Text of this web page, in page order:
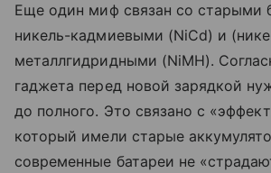
Еще один миф связан со старыми
никель-кадмиевыми (NiCd) и
металлгидридными (NiMH).
гаджета перед новой зарядкой
до полного. Это связано с
который имели старые
современные батареи не